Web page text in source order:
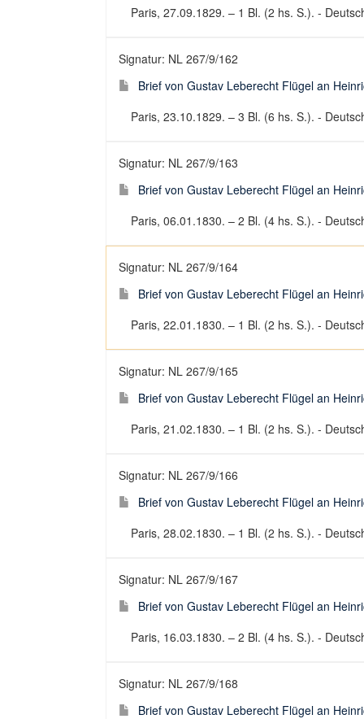
Paris, 27.09.1829. – 1 Bl. (2 hs. S.). -
Signatur: NL 267/9/162
Brief von Gustav Leberecht Flügel an
Paris, 23.10.1829. – 3 Bl. (6 hs. S.). -
Signatur: NL 267/9/163
Brief von Gustav Leberecht Flügel an
Paris, 06.01.1830. – 2 Bl. (4 hs. S.). -
Signatur: NL 267/9/164
Brief von Gustav Leberecht Flügel an
Paris, 22.01.1830. – 1 Bl. (2 hs. S.). -
Signatur: NL 267/9/165
Brief von Gustav Leberecht Flügel an
Paris, 21.02.1830. – 1 Bl. (2 hs. S.). -
Signatur: NL 267/9/166
Brief von Gustav Leberecht Flügel an
Paris, 28.02.1830. – 1 Bl. (2 hs. S.). -
Signatur: NL 267/9/167
Brief von Gustav Leberecht Flügel an
Paris, 16.03.1830. – 2 Bl. (4 hs. S.). -
Signatur: NL 267/9/168
Brief von Gustav Leberecht Flügel an